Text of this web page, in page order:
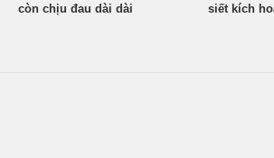
còn chịu đau dài dài
siết kích